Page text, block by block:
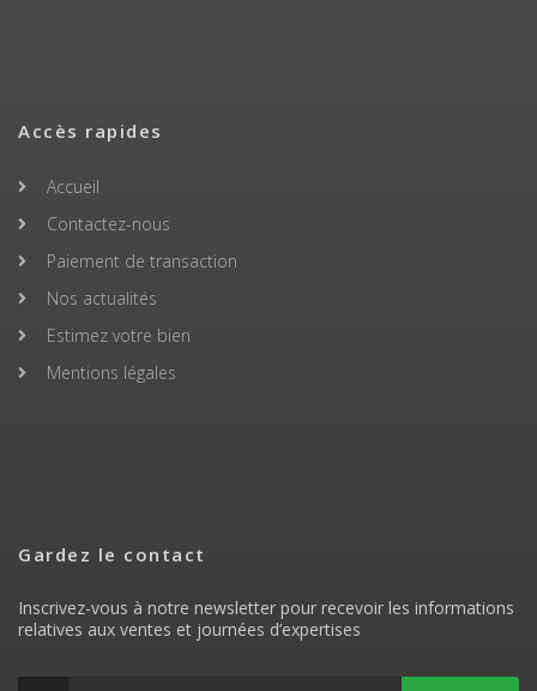
Accès rapides
Accueil
Contactez-nous
Paiement de transaction
Nos actualités
Estimez votre bien
Mentions légales
Gardez le contact
Inscrivez-vous à notre newsletter pour recevoir les informations
relatives aux ventes et journées d’expertises